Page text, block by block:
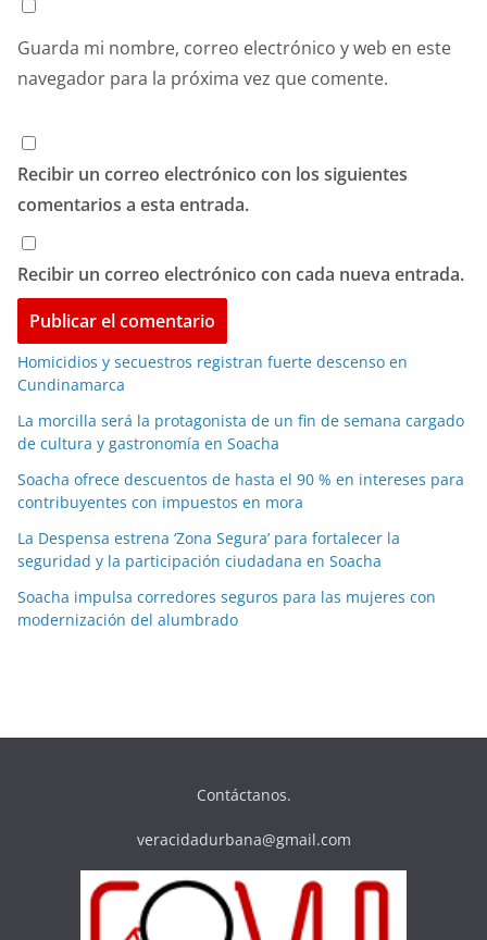
Guarda mi nombre, correo electrónico y web en este
navegador para la próxima vez que comente.
Recibir un correo electrónico con los siguientes
comentarios a esta entrada.
Recibir un correo electrónico con cada nueva entrada.
Homicidios y secuestros registran fuerte descenso en
Cundinamarca
La morcilla será la protagonista de un fin de semana cargado
de cultura y gastronomía en Soacha
Soacha ofrece descuentos de hasta el 90 % en intereses para
contribuyentes con impuestos en mora
La Despensa estrena ‘Zona Segura’ para fortalecer la
seguridad y la participación ciudadana en Soacha
Soacha impulsa corredores seguros para las mujeres con
modernización del alumbrado
Contáctanos.
veracidadurbana@gmail.com